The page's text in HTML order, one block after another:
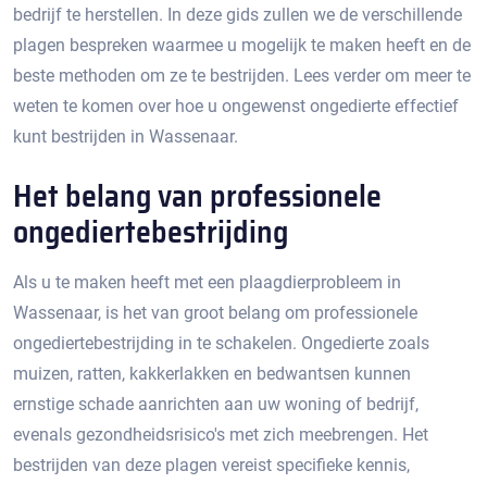
bedrijf te herstellen.​ In deze gids zullen we de verschillende
plagen bespreken waarmee u mogelijk te maken heeft en de
beste methoden om ze te bestrijden. Lees verder om meer te
weten te komen over hoe u ongewenst ongedierte effectief
kunt bestrijden in Wassenaar.​
Het belang van professionele
ongediertebestrijding
Als u te maken heeft met een plaagdierprobleem in
Wassenaar, is het van groot belang om professionele
ongediertebestrijding in te schakelen.​ Ongedierte zoals
muizen, ratten, kakkerlakken en bedwantsen kunnen
ernstige schade aanrichten aan uw woning of bedrijf,
evenals gezondheidsrisico's met zich meebrengen.​ Het
bestrijden van deze plagen vereist specifieke kennis,